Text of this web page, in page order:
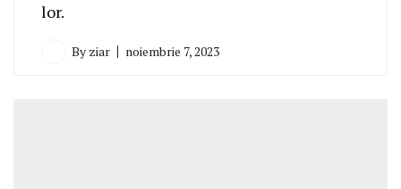
lor.
By ziar noiembrie 7, 2023